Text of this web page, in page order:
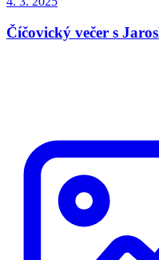
Číčovický večer s